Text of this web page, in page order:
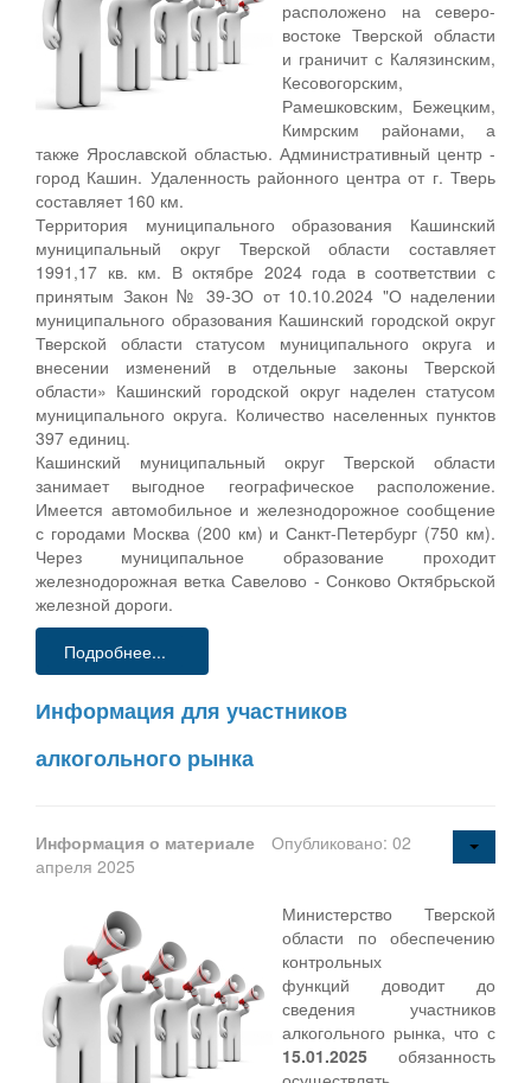
расположено на северо-
востоке Тверской области
и граничит с Калязинским,
Кесовогорским,
Рамешковским, Бежецким,
Кимрским районами, а
также Ярославской областью. Административный центр -
город Кашин. Удаленность районного центра от г. Тверь
составляет 160 км.
Территория муниципального образования Кашинский
муниципальный округ Тверской области составляет
1991,17 кв. км. В октябре 2024 года в соответствии с
принятым Закон № 39-ЗО от 10.10.2024 "О наделении
муниципального образования Кашинский городской округ
Тверской области статусом муниципального округа и
внесении изменений в отдельные законы Тверской
области» Кашинский городской округ наделен статусом
муниципального округа. Количество населенных пунктов
397 единиц.
Кашинский муниципальный округ Тверской области
занимает выгодное географическое расположение.
Имеется автомобильное и железнодорожное сообщение
с городами Москва (200 км) и Санкт-Петербург (750 км).
Через муниципальное образование проходит
железнодорожная ветка Савелово - Сонково Октябрьской
железной дороги.
Подробнее...
Информация для участников
алкогольного рынка
Информация о материале
Опубликовано: 02
апреля 2025
Министерство Тверской
области по обеспечению
контрольных
функций доводит до
сведения участников
алкогольного рынка, что с
15.01.2025 обязанность